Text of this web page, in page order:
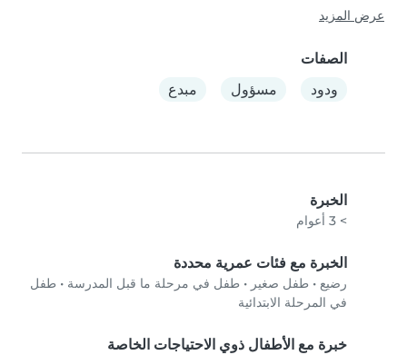
عرض المزيد
الصفات
ودود
مسؤول مبدع
الخبرة
> 3 أعوام
الخبرة مع فئات عمرية محددة
رضيع • طفل صغير • طفل في مرحلة ما قبل المدرسة • طفل
في المرحلة الابتدائية
خبرة مع الأطفال ذوي الاحتياجات الخاصة